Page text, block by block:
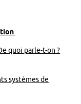
quoi parle-t-on ?
systèmes de